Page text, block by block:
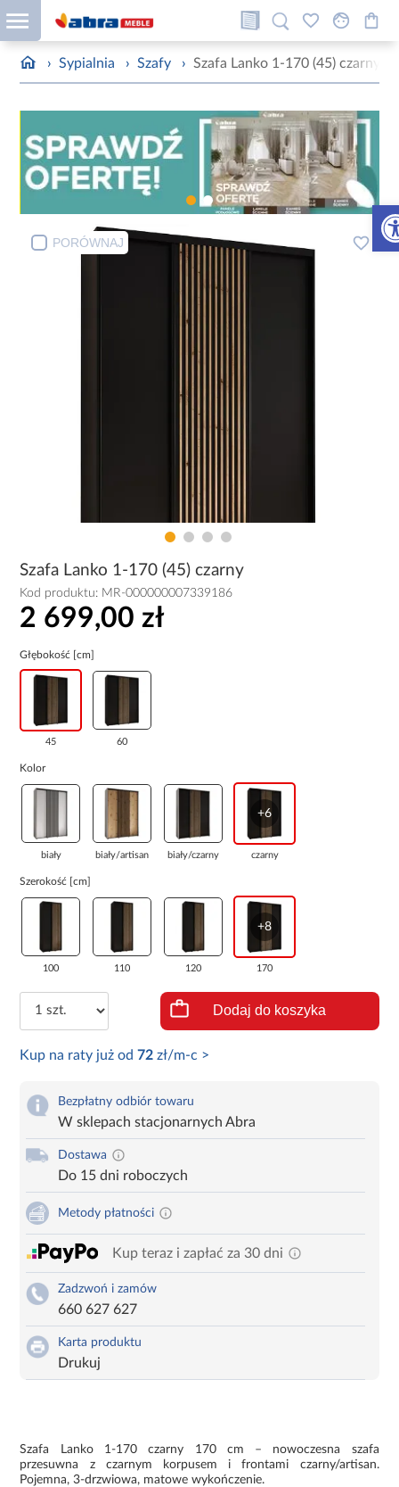
› Sypialnia › Szafy › Szafa Lanko 1-170 (45) czarny
PORÓWNAJ
Szafa Lanko 1-170 (45) czarny
Kod produktu: MR-000000007339186
2 699,00 zł
Głębokość [cm]
45 60
Kolor
biały biały/artisan biały/czarny
+6
czarny
Szerokość [cm]
100 110 120
+8
170
Dodaj do koszyka
Kup na raty już od72 zł/m-c >
Bezpłatny odbiór towaru
W sklepach stacjonarnych Abra
Dostawa
Do 15 dni roboczych
Metody płatności
Kup teraz i zapłać za 30 dni
Zadzwoń i zamów
660 627 627
Karta produktu
Drukuj
Szafa Lanko 1-170 czarny 170 cm – nowoczesna szafa
przesuwna z czarnym korpusem i frontami czarny/artisan.
Pojemna, 3-drzwiowa, matowe wykończenie.